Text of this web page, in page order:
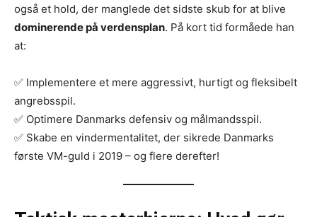
også et hold, der manglede det sidste skub for at blive
dominerende på verdensplan. På kort tid formåede han
at:
✅ Implementere et mere aggressivt, hurtigt og fleksibelt
angrebsspil.
✅ Optimere Danmarks defensiv og målmandsspil.
✅ Skabe en vindermentalitet, der sikrede Danmarks
første VM-guld i 2019 – og flere derefter!